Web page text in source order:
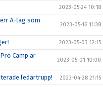
2023-05-24 10:18
A-lag som
2023-05-16 11:38
2023-05-03 12:15
Camp är
2023-05-01 10:00
ledartrupp! 2023-04-28 21:15